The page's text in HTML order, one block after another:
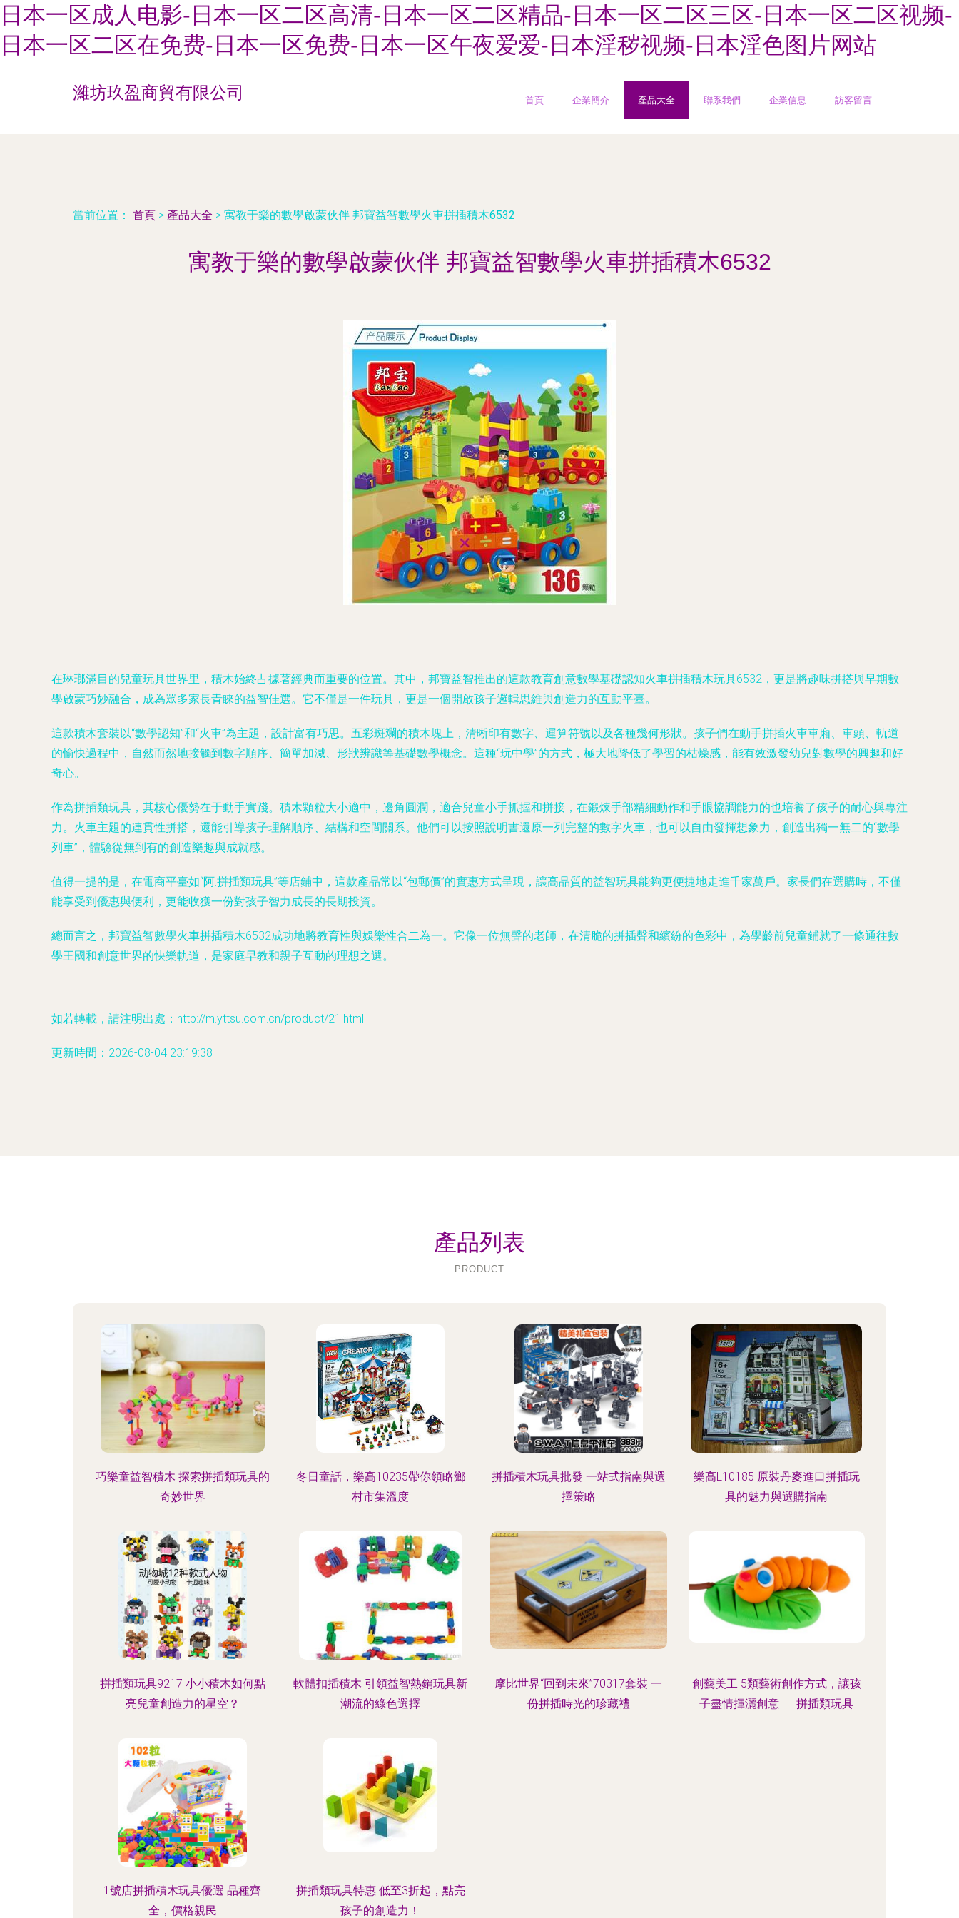
日本一区成人电影-日本一区二区高清-日本一区二区精品-日本一区二区三区-日本一区二区视频-
日本一区二区在免费-日本一区免费-日本一区午夜爱爱-日本淫秽视频-日本淫色图片网站
濰坊玖盈商貿有限公司 首頁 企業簡介 產品大全 聯系我們 企業信息 訪客留言
當前位置： 首頁 > 產品大全 > 寓教于樂的數學啟蒙伙伴 邦寶益智數學火車拼插積木6532
寓教于樂的數學啟蒙伙伴 邦寶益智數學火車拼插積木6532
在琳瑯滿目的兒童玩具世界里，積木始終占據著經典而重要的位置。其中，邦寶益智推出的這款教育創意數學基礎認知火車拼插積木玩具6532，更是將趣味拼搭與早期數
學啟蒙巧妙融合，成為眾多家長青睞的益智佳選。它不僅是一件玩具，更是一個開啟孩子邏輯思維與創造力的互動平臺。
這款積木套裝以“數學認知”和“火車”為主題，設計富有巧思。五彩斑斕的積木塊上，清晰印有數字、運算符號以及各種幾何形狀。孩子們在動手拼插火車車廂、車頭、軌道
的愉快過程中，自然而然地接觸到數字順序、簡單加減、形狀辨識等基礎數學概念。這種“玩中學”的方式，極大地降低了學習的枯燥感，能有效激發幼兒對數學的興趣和好
奇心。
作為拼插類玩具，其核心優勢在于動手實踐。積木顆粒大小適中，邊角圓潤，適合兒童小手抓握和拼接，在鍛煉手部精細動作和手眼協調能力的也培養了孩子的耐心與專注
力。火車主題的連貫性拼搭，還能引導孩子理解順序、結構和空間關系。他們可以按照說明書還原一列完整的數字火車，也可以自由發揮想象力，創造出獨一無二的“數學
列車”，體驗從無到有的創造樂趣與成就感。
值得一提的是，在電商平臺如“阿.拼插類玩具”等店鋪中，這款產品常以“包郵價”的實惠方式呈現，讓高品質的益智玩具能夠更便捷地走進千家萬戶。家長們在選購時，不僅
能享受到優惠與便利，更能收獲一份對孩子智力成長的長期投資。
總而言之，邦寶益智數學火車拼插積木6532成功地將教育性與娛樂性合二為一。它像一位無聲的老師，在清脆的拼插聲和繽紛的色彩中，為學齡前兒童鋪就了一條通往數
學王國和創意世界的快樂軌道，是家庭早教和親子互動的理想之選。
如若轉載，請注明出處：http://m.yttsu.com.cn/product/21.html
更新時間：2026-08-04 23:19:38
產品列表
PRODUCT
巧樂童益智積木 探索拼插類玩具的
奇妙世界
冬日童話，樂高10235帶你領略鄉
村市集溫度
拼插積木玩具批發 一站式指南與選
擇策略
樂高L10185 原裝丹麥進口拼插玩
具的魅力與選購指南
拼插類玩具9217 小小積木如何點
亮兒童創造力的星空？
軟體扣插積木 引領益智熱銷玩具新
潮流的綠色選擇
摩比世界“回到未來”70317套裝 一
份拼插時光的珍藏禮
創藝美工 5類藝術創作方式，讓孩
子盡情揮灑創意——拼插類玩具
1號店拼插積木玩具優選 品種齊
全，價格親民
拼插類玩具特惠 低至3折起，點亮
孩子的創造力！